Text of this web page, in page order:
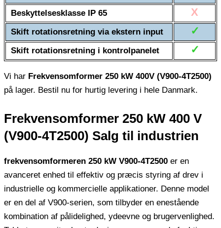
Beskyttelsesklasse IP 65 X
Skift rotationsretning via ekstern input ✓
Skift rotationsretning i kontrolpanelet ✓
Vi har Frekvensomformer 250 kW 400V (V900-4T2500)
på lager. Bestil nu for hurtig levering i hele Danmark.
Frekvensomformer 250 kW 400 V
(V900-4T2500) Salg til industrien
frekvensomformeren 250 kW V900-4T2500 er en
avanceret enhed til effektiv og præcis styring af drev i
industrielle og kommercielle applikationer. Denne model
er en del af V900-serien, som tilbyder en enestående
kombination af pålidelighed, ydeevne og brugervenlighed.